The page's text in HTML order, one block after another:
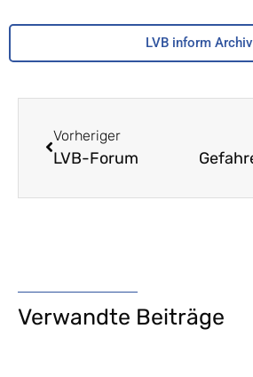
LVB inform Archiv
Vorheriger
LVB-Forum
Verwandte Beiträge